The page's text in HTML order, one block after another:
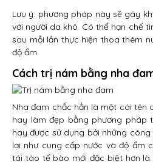
Lưu ý: phương pháp này sẽ gây
với người da khô. Có thể hạn chế
sau mỗi lần thực hiện thoa thêm
độ ẩm.
Cách trị nám bằng nha
Nha đam chắc hẳn là một cái tên
hay làm đẹp bằng phương pháp
hay được sử dụng bởi những
lại như cung cấp nước và độ ẩm
tái táo tế bào mới đặc biệt hơn là